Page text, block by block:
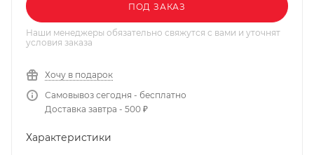
ПОД ЗАКАЗ
Наши менеджеры обязательно свяжутся с вами и уточнят
условия заказа
Хочу в подарок
Самовывоз сегодня - бесплатно
Доставка завтра - 500 ₽
Характеристики